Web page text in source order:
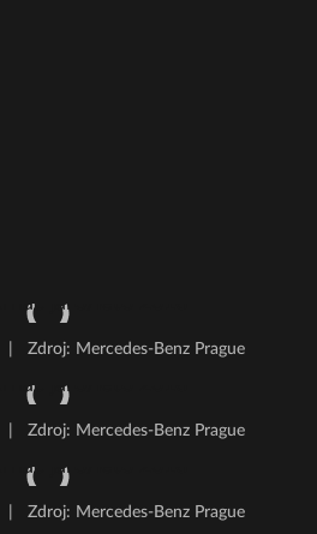
Zdroj: Mercedes-Benz Prague
Zdroj: Mercedes-Benz Prague
Zdroj: Mercedes-Benz Prague